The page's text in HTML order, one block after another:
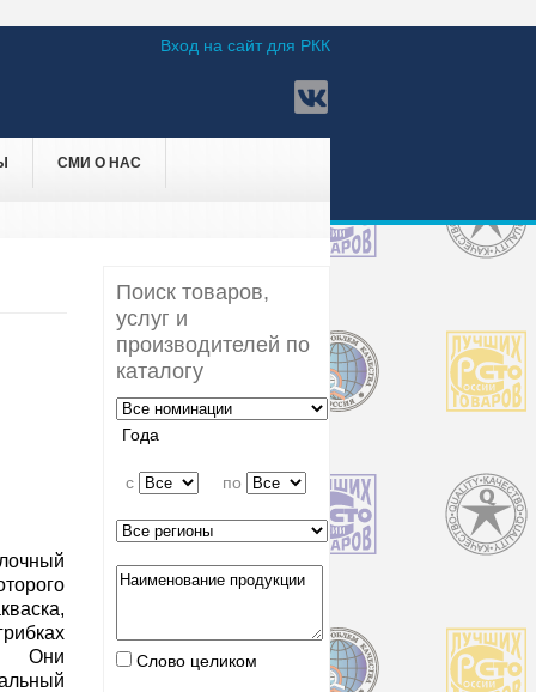
Вход на сайт для РКК
СМИ О НАС
Они
Поиск товаров,
услуг и
производителей по
каталогу
Года
c по
Слово целиком